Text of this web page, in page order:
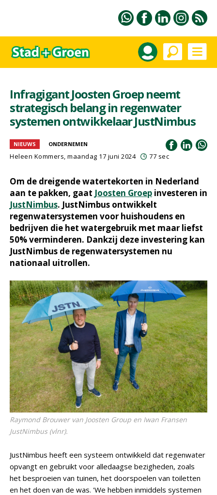
Infragigant Joosten Groep neemt
strategisch belang in regenwater
systemen ontwikkelaar JustNimbus
NIEUWS ONDERNEMEN
Heleen Kommers, maandag 17 juni 2024 77 sec
Om de dreigende watertekorten in Nederland
aan te pakken, gaat Joosten Groep investeren in
JustNimbus. JustNimbus ontwikkelt
regenwatersystemen voor huishoudens en
bedrijven die het watergebruik met maar liefst
50% verminderen. Dankzij deze investering kan
JustNimbus de regenwatersystemen nu
nationaal uitrollen.
Raymond Brouwer van Joosten Group en Iwan Fransen
JustNimbus (vlnr).
JustNimbus heeft een systeem ontwikkeld dat regenwater
opvangt en gebruikt voor alledaagse bezigheden, zoals
het besproeien van tuinen, het doorspoelen van toiletten
en het doen van de was. 'We hebben inmiddels systemen